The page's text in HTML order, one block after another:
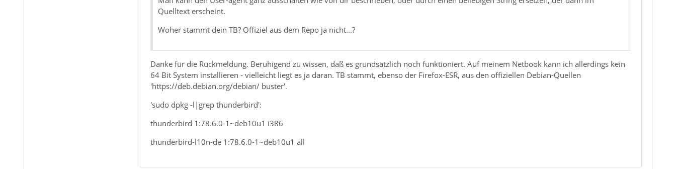
Quelltext erscheint.
Woher stammt dein TB? Offiziel aus dem Repo ja nicht...?
Danke für die Rückmeldung. Beruhigend zu wissen, daß es grundsätzlich noch funktioniert. Auf meinem Netbook kann ich allerdings kein
64 Bit System installieren - vielleicht liegt es ja daran. TB stammt, ebenso der Firefox-ESR, aus den offiziellen Debian-Quellen
'https://deb.debian.org/debian/ buster'.
'sudo dpkg -l|grep thunderbird':
thunderbird 1:78.6.0-1~deb10u1 i386
thunderbird-l10n-de 1:78.6.0-1~deb10u1 all